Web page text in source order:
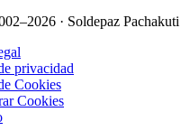
· Soldepaz Pachakuti
privacidad
Cookies
Cookies